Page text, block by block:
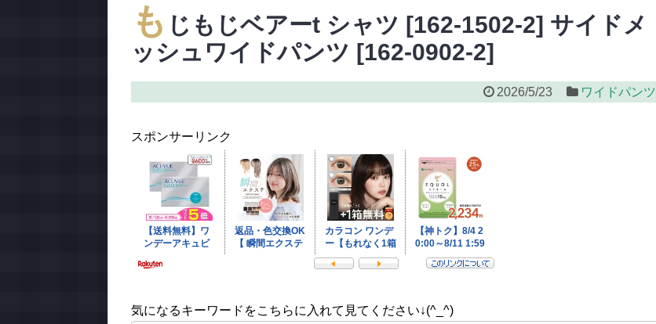
も じもじベアーt シャツ [162-1502-2] サイドメ
ッシュワイドパンツ [162-0902-2]
2026/5/23 ワイドパンツ
スポンサーリンク
気になるキーワードをこちらに入れて見てください↓(^_^)